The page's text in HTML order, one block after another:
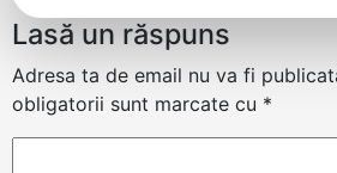
Lasă un răspuns
Adresa ta de email nu va fi
obligatorii sunt marcate cu *